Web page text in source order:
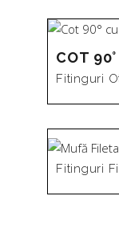
COT
Fitinguri
Fitinguri